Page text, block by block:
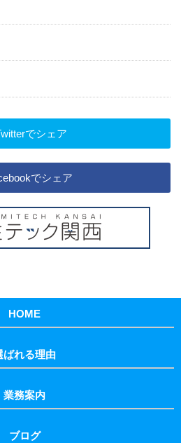
でシェア
でシェア
HOME
ばれる理由
業務案内
ブログ